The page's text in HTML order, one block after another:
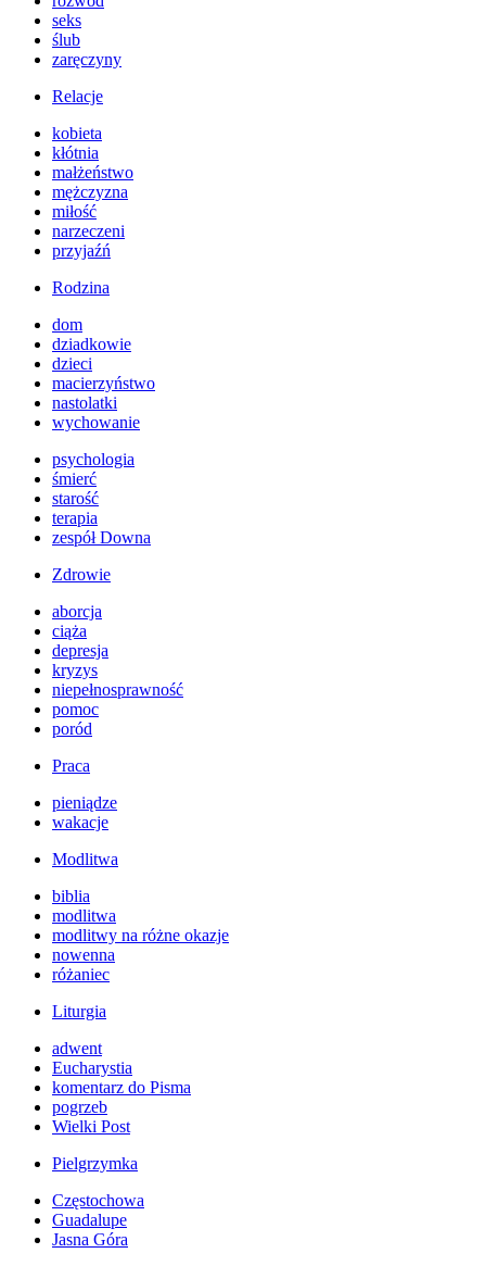
seks
ślub
zaręczyny
Relacje
kobieta
kłótnia
małżeństwo
mężczyzna
miłość
narzeczeni
przyjaźń
Rodzina
dom
dziadkowie
dzieci
macierzyństwo
nastolatki
wychowanie
psychologia
śmierć
starość
terapia
zespół Downa
Zdrowie
aborcja
ciąża
depresja
kryzys
niepełnosprawność
pomoc
poród
Praca
pieniądze
wakacje
Modlitwa
biblia
modlitwa
modlitwy na różne okazje
nowenna
różaniec
Liturgia
adwent
Eucharystia
komentarz do Pisma
pogrzeb
Wielki Post
Pielgrzymka
Częstochowa
Guadalupe
Jasna Góra